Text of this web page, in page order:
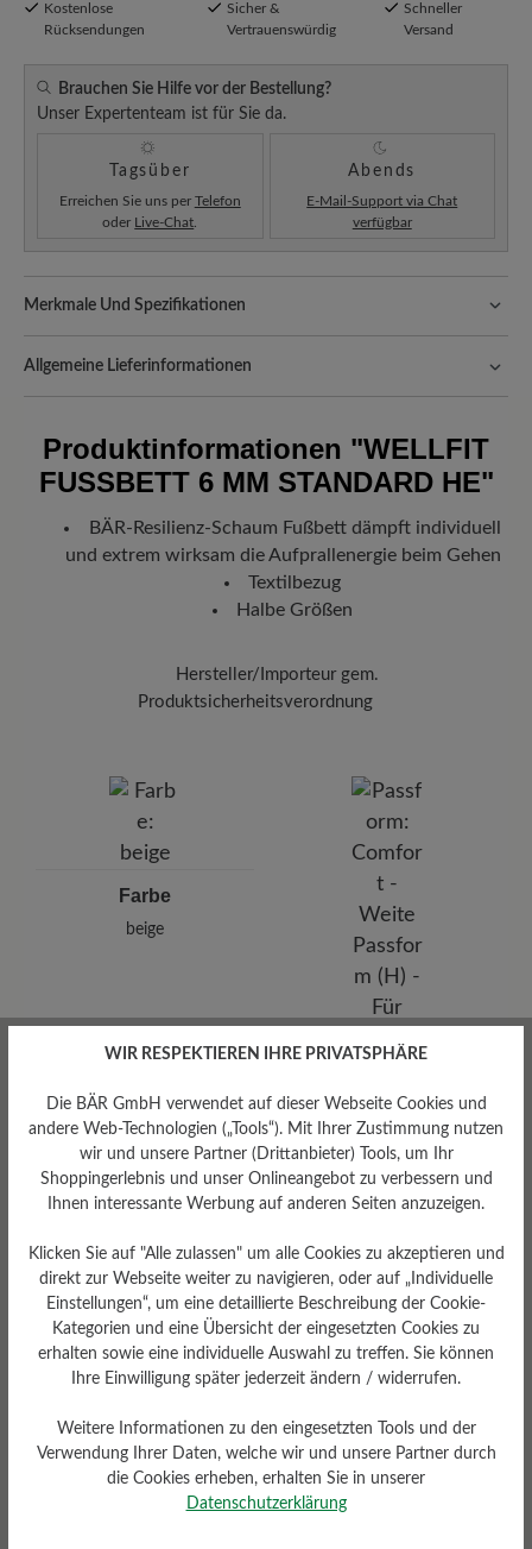
Kostenlose
Rücksendungen
Sicher &
Vertrauenswürdig
Schneller
Versand
Brauchen Sie Hilfe vor der Bestellung?
Unser Expertenteam ist für Sie da.
Tagsüber
Erreichen Sie uns per Telefon
oder Live-Chat
Abends
E-Mail-Support via Chat
verfügbar
Merkmale Und Spezifikationen
kräftige Füße
Allgemeine Lieferinformationen
hinzugefügt – unabhängig vom Bestellwert.
Freuen Sie sich auf Ihr Paket!Sobald Ihre Bestellung unser Lager in
Mit der beigefügten Sendungsnummer können Sie genau
nachverfolgen, wo sich Ihr neues BÄR Lieblingsstück gerade
Produktinformationen "WELLFIT
FUSSBETT 6 MM STANDARD HE"
BÄR-Resilienz-Schaum Fußbett dämpft individuell
und extrem wirksam die Aufprallenergie beim Gehen
Textilbezug
Halbe Größen
Hersteller/Importeur gem.
Produktsicherheitsverordnung
Pleidelsheimer Str. 15/1, 74321 Bietigheim-Bissingen,
E-mail:
kundenbetreuung@baer-schuhe.de
Telefon: 0800 51 65 65 56 (gebührenfrei)
Farbe
beige
Passform
Comfort - Weite Passform
Füße
Bewertungen lesen
0 von 0 Bewertungen
WIR RESPEKTIEREN IHRE PRIVATSPHÄRE
Die BÄR GmbH verwendet auf dieser Webseite Cookies und
andere Web-Technologien („Tools“). Mit Ihrer Zustimmung nutzen
wir und unsere Partner (Drittanbieter) Tools, um Ihr
Shoppingerlebnis und unser Onlineangebot zu verbessern und
Ihnen interessante Werbung auf anderen Seiten anzuzeigen.
Klicken Sie auf "Alle zulassen" um alle Cookies zu akzeptieren und
direkt zur Webseite weiter zu navigieren, oder auf „Individuelle
Einstellungen“, um eine detaillierte Beschreibung der Cookie-
Kategorien und eine Übersicht der eingesetzten Cookies zu
erhalten sowie eine individuelle Auswahl zu treffen. Sie können
Ihre Einwilligung später jederzeit ändern / widerrufen.
Weitere Informationen zu den eingesetzten Tools und der
Verwendung Ihrer Daten, welche wir und unsere Partner durch
die Cookies erheben, erhalten Sie in unserer
Datenschutzerklärung